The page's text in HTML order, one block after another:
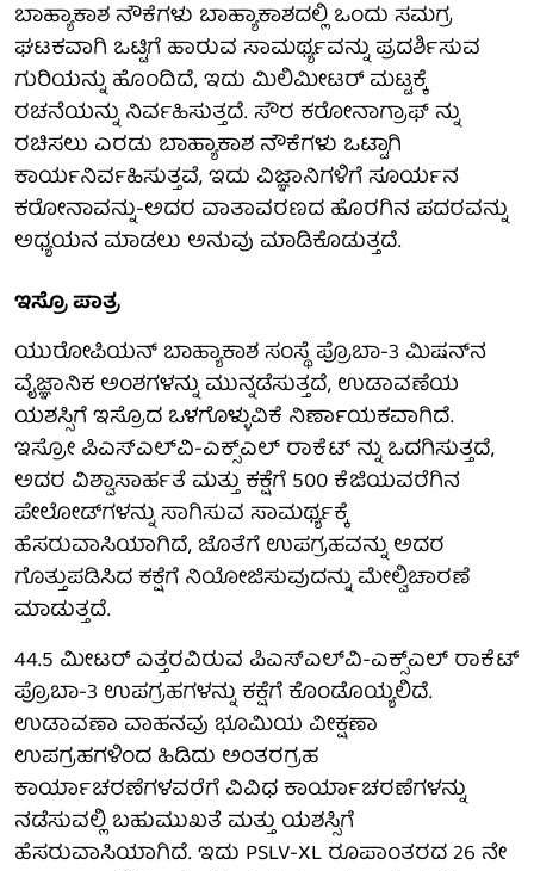
ಬಾಹ್ಯಾಕಾಶ ನೌಕೆಗಳು ಬಾಹ್ಯಾಕಾಶದಲ್ಲಿ ಒಂದು ಸಮಗ್ರ
ಘಟಕವಾಗಿ ಒಟ್ಟಿಗೆ ಹಾರುವ ಸಾಮರ್ಥ್ಯವನ್ನು ಪ್ರದರ್ಶಿಸುವ
ಗುರಿಯನ್ನು ಹೊಂದಿದೆ, ಇದು ಮಿಲಿಮೀಟರ್ ಮಟ್ಟಕ್ಕೆ
ರಚನೆಯನ್ನು ನಿರ್ವಹಿಸುತ್ತದೆ. ಸೌರ ಕರೋನಾಗ್ರಾಫ್ ನ್ನು
ರಚಿಸಲು ಎರಡು ಬಾಹ್ಯಾಕಾಶ ನೌಕೆಗಳು ಒಟ್ಟಾಗಿ
ಕಾರ್ಯನಿರ್ವಹಿಸುತ್ತವೆ, ಇದು ವಿಜ್ಞಾನಿಗಳಿಗೆ ಸೂರ್ಯನ
ಕರೋನಾವನ್ನು-ಅದರ ವಾತಾವರಣದ ಹೊರಗಿನ ಪದರವನ್ನು
ಅಧ್ಯಯನ ಮಾಡಲು ಅನುವು ಮಾಡಿಕೊಡುತ್ತದೆ.
ಇಸ್ರೊ ಪಾತ್ರ
ಯುರೋಪಿಯನ್ ಬಾಹ್ಯಾಕಾಶ ಸಂಸ್ಥೆ ಪ್ರೊಬಾ-3 ಮಿಷನ್‌ನ
ವೈಜ್ಞಾನಿಕ ಅಂಶಗಳನ್ನು ಮುನ್ನಡೆಸುತ್ತದೆ, ಉಡಾವಣೆಯ
ಯಶಸ್ಸಿಗೆ ಇಸ್ರೊದ ಒಳಗೊಳ್ಳುವಿಕೆ ನಿರ್ಣಾಯಕವಾಗಿದೆ.
ಇಸ್ರೋ ಪಿಎಸ್‌ಎಲ್‌ವಿ-ಎಕ್ಸ್‌ಎಲ್ ರಾಕೆಟ್ ನ್ನು ಒದಗಿಸುತ್ತದೆ,
ಅದರ ವಿಶ್ವಾಸಾರ್ಹತೆ ಮತ್ತು ಕಕ್ಷೆಗೆ 500 ಕೆಜಿಯವರೆಗಿನ
ಪೇಲೋಡ್‌ಗಳನ್ನು ಸಾಗಿಸುವ ಸಾಮರ್ಥ್ಯಕ್ಕೆ
ಹೆಸರುವಾಸಿಯಾಗಿದೆ, ಜೊತೆಗೆ ಉಪಗ್ರಹವನ್ನು ಅದರ
ಗೊತ್ತುಪಡಿಸಿದ ಕಕ್ಷೆಗೆ ನಿಯೋಜಿಸುವುದನ್ನು ಮೇಲ್ವಿಚಾರಣೆ
ಮಾಡುತ್ತದೆ.
44.5 ಮೀಟರ್‌ ಎತ್ತರವಿರುವ ಪಿಎಸ್‌ಎಲ್‌ವಿ-ಎಕ್ಸ್‌ಎಲ್‌ ರಾಕೆಟ್‌
ಪ್ರೊಬಾ-3 ಉಪಗ್ರಹಗಳನ್ನು ಕಕ್ಷೆಗೆ ಕೊಂಡೊಯ್ಯಲಿದೆ.
ಉಡಾವಣಾ ವಾಹನವು ಭೂಮಿಯ ವೀಕ್ಷಣಾ
ಉಪಗ್ರಹಗಳಿಂದ ಹಿಡಿದು ಅಂತರಗ್ರಹ
ಕಾರ್ಯಾಚರಣೆಗಳವರೆಗೆ ವಿವಿಧ ಕಾರ್ಯಾಚರಣೆಗಳನ್ನು
ನಡೆಸುವಲ್ಲಿ ಬಹುಮುಖತೆ ಮತ್ತು ಯಶಸ್ಸಿಗೆ
ಹೆಸರುವಾಸಿಯಾಗಿದೆ. ಇದು PSLV-XL ರೂಪಾಂತರದ 26 ನೇ